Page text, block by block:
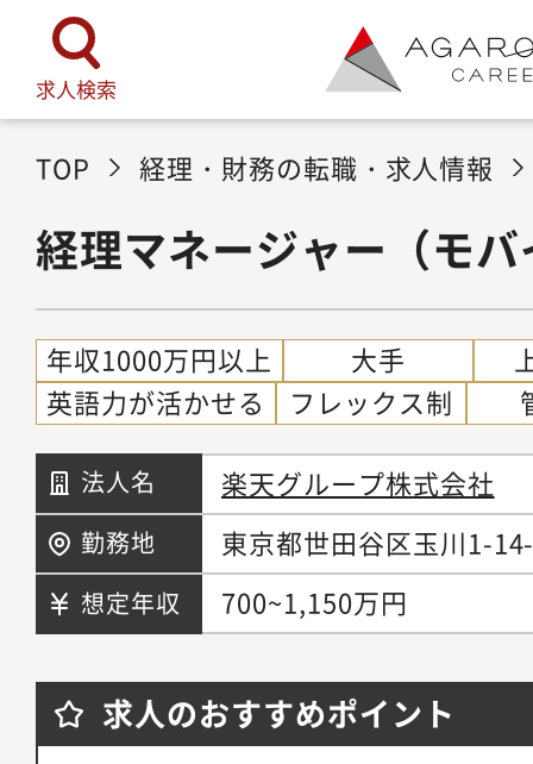
求人検索
TOP 経理・財務の転職・求人情報
経理マネージャー（モ
年収1000万円以上 大手
英語力が活かせる
フレックス制
法人名 楽天グループ株式会社
勤務地 東京都世田谷区玉川1-
想定年収 700~1,150万円
求人のおすすめポイント